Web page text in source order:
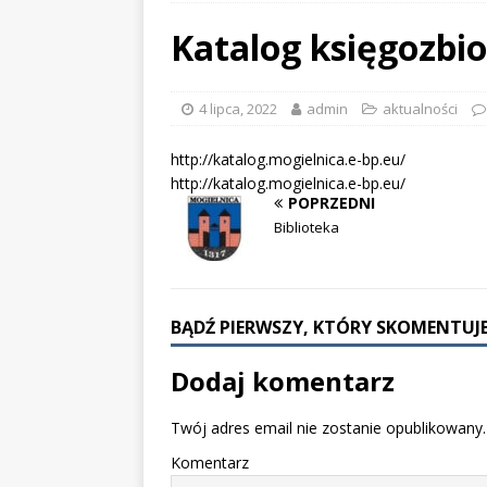
SIERPIEŃ
Katalog
4 lipca, 2022 admin aktualności
http://katalog.mogielnica.e-bp.eu/
http://katalog.mogielnica.e-bp.eu/
POPRZEDNI
Biblioteka
BĄDŹ PIERWSZY, KTÓRY
Dodaj komentarz
Twój adres email nie zostanie opublikowany.
Komentarz